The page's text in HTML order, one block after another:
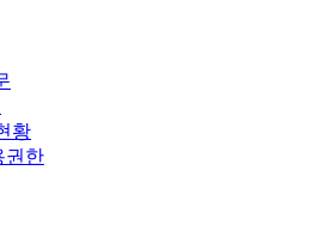
황
권한